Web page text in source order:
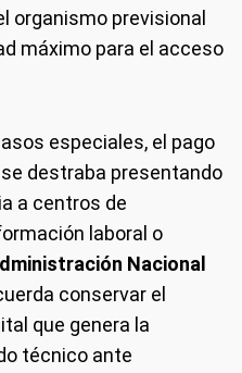
organismo previsional
máximo para el acceso
especiales, el pago
destraba presentando
a centros de
laboral o
Nacional
conservar el
que genera la
técnico ante